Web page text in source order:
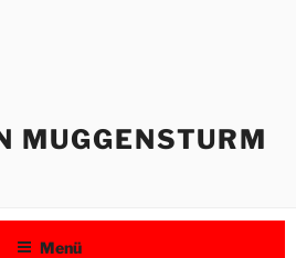
MUGGENSTURM
Menü